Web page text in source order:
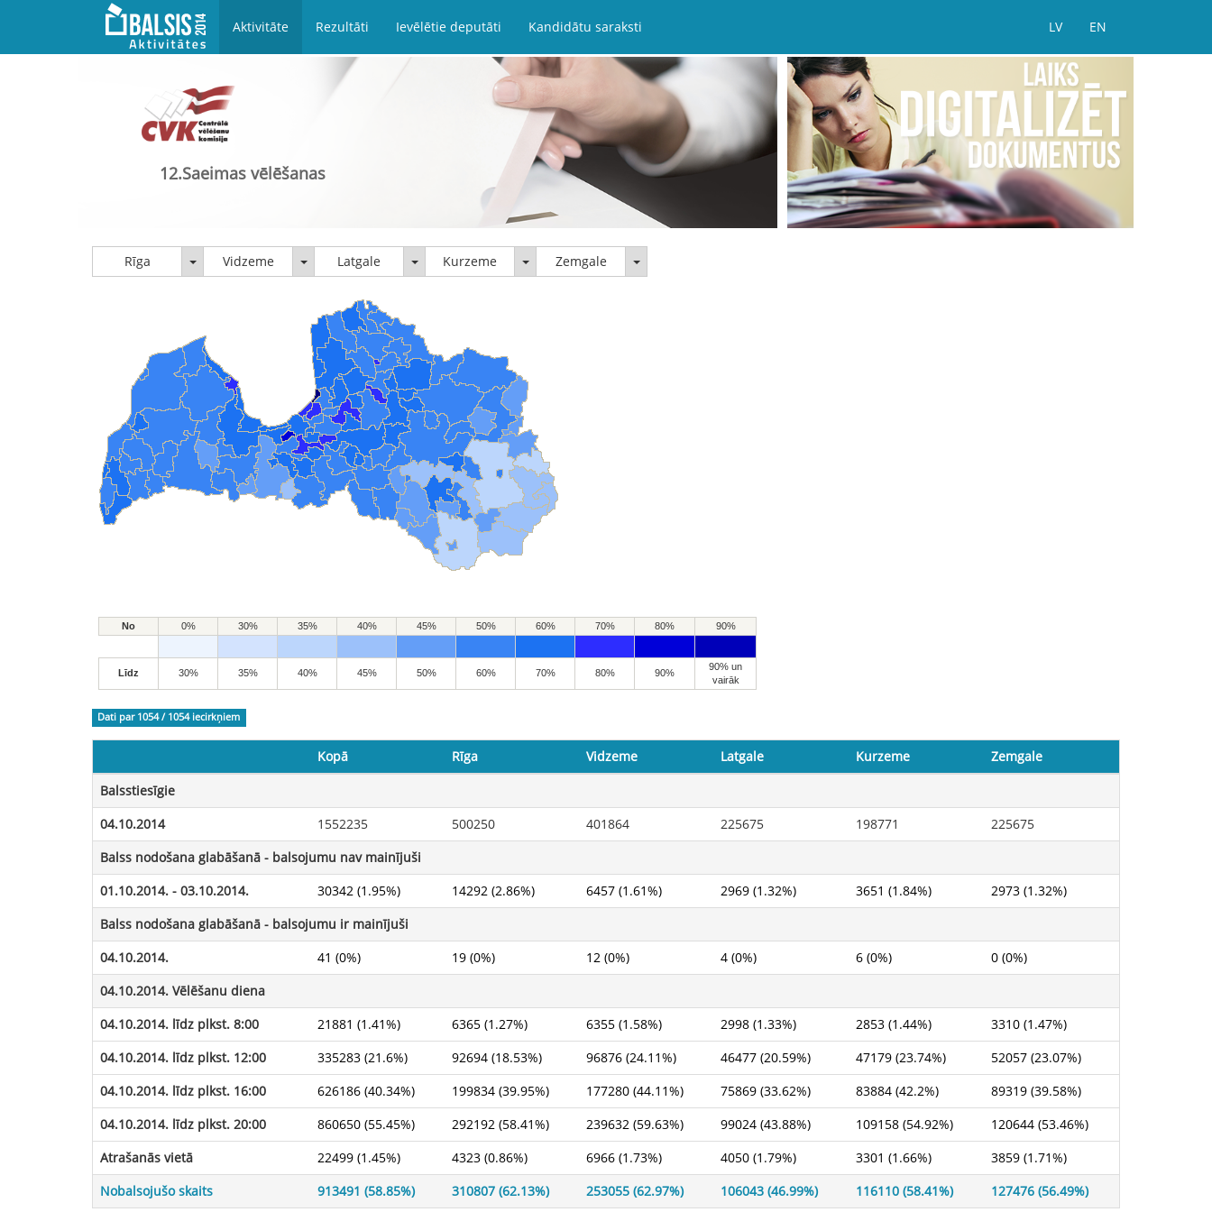
Aktivitāte Rezultāti Ievēlētie deputāti Kandidātu saraksti LV EN
12.Saeimas vēlēšanas
Rīga Rīga Vidzeme VidzemeLatgale LatgaleKurzeme KurzemeZemgale Zemgale
No 0% 30% 35% 40% 45% 50% 60% 70% 80% 90%
Līdz 30% 35% 40% 45% 50% 60% 70% 80% 90%
90% un
vairāk
Dati par 1054 / 1054 iecirkņiem
Kopā Rīga Vidzeme Latgale Kurzeme Zemgale
Nobalsojušo skaits 913491 (58.85%) 310807 (62.13%) 253055 (62.97%) 106043 (46.99%) 116110 (58.41%) 127476 (56.49%)
Balsstiesīgie
04.10.2014
1552235 500250 401864 225675 198771
225675
Balss nodošana glabāšanā - balsojumu nav mainījuši
01.10.2014. - 03.10.2014.
30342 (1.95%) 14292 (2.86%) 6457 (1.61%) 2969 (1.32%) 3651 (1.84%)
2973 (1.32%)
Balss nodošana glabāšanā - balsojumu ir mainījuši
04.10.2014.
41 (0%) 19 (0%) 12 (0%) 4 (0%) 6 (0%)
0 (0%)
04.10.2014. Vēlēšanu diena
04.10.2014. līdz plkst. 8:00 21881 (1.41%) 6365 (1.27%) 6355 (1.58%) 2998 (1.33%) 2853 (1.44%)
3310 (1.47%)
04.10.2014. līdz plkst. 12:00 335283 (21.6%) 92694 (18.53%) 96876 (24.11%) 46477 (20.59%) 47179 (23.74%)
52057 (23.07%)
04.10.2014. līdz plkst. 16:00 626186 (40.34%) 199834 (39.95%) 177280 (44.11%) 75869 (33.62%) 83884 (42.2%)
89319 (39.58%)
04.10.2014. līdz plkst. 20:00 860650 (55.45%) 292192 (58.41%) 239632 (59.63%) 99024 (43.88%) 109158 (54.92%)
120644 (53.46%)
Atrašanās vietā
22499 (1.45%) 4323 (0.86%) 6966 (1.73%) 4050 (1.79%) 3301 (1.66%) 3859 (1.71%)